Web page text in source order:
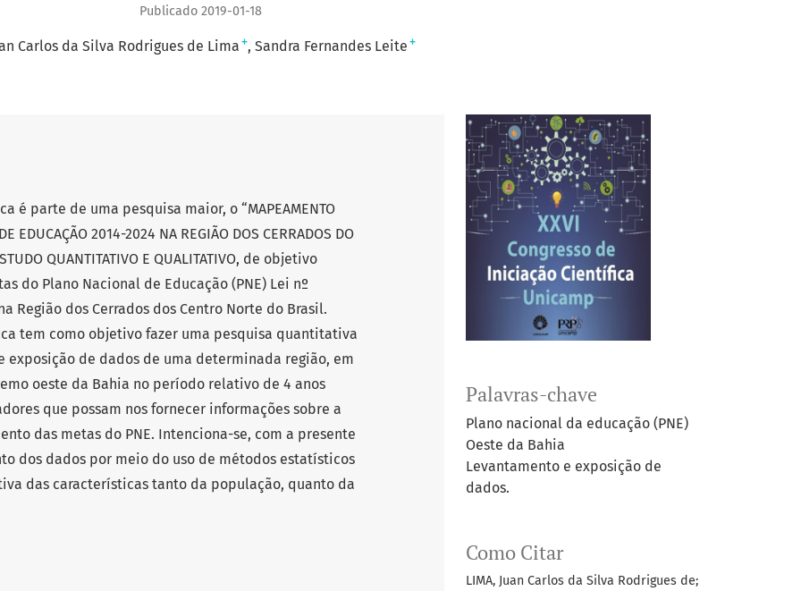
Publicado 2019-01-18
Carlos da Silva Rodrigues de Lima + Sandra Fernandes Leite +
Palavras-chave
Plano nacional da educação (PNE)
Oeste da Bahia
Levantamento e exposição de
dados.
Como Citar
LIMA, Juan Carlos da Silva Rodrigues de;
é parte de uma pesquisa maior, o “MAPEAMENTO
EDUCAÇÃO 2014-2024 NA REGIÃO DOS CERRADOS DO
QUANTITATIVO E QUALITATIVO, de objetivo
do Plano Nacional de Educação (PNE) Lei nº
Região dos Cerrados dos Centro Norte do Brasil.
tem como objetivo fazer uma pesquisa quantitativa
de dados de uma determinada região, em
oeste da Bahia no período relativo de 4 anos
que possam nos fornecer informações sobre a
das metas do PNE. Intenciona-se, com a presente
dos dados por meio do uso de métodos estatísticos
das características tanto da população, quanto da